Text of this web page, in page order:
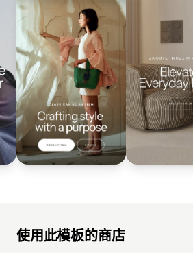
使用此模板的商店